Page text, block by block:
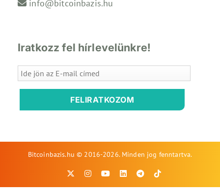
info@bitcoinbazis.hu
Iratkozz fel hírlevelünkre!
FELIRATKOZOM
Bitcoinbazis.hu © 2016-2026. Minden jog fenntartva.